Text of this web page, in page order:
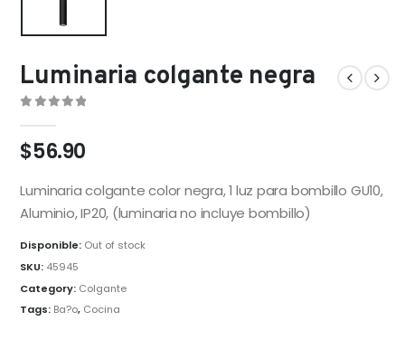
Luminaria colgante negra
$56.90
Luminaria colgante color negra, 1 luz para bombillo GU10,
Aluminio, IP20, (luminaria no incluye bombillo)
Disponible: Out of stock
SKU: 45945
Category: Colgante
Tags: Ba?o, Cocina